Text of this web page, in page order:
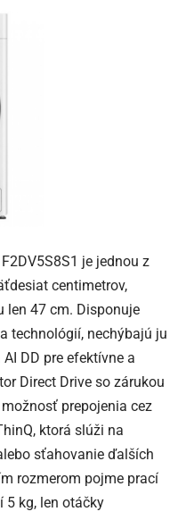
je jednou z
centimetrov,
len 47 cm. Disponuje
technológií, nechýbajú ju
DD pre efektívne a
Direct Drive so zárukou
prepojenia cez
ktorá slúži na
sťahovanie ďalších
rozmerom pojme prací
5 kg, len otáčky